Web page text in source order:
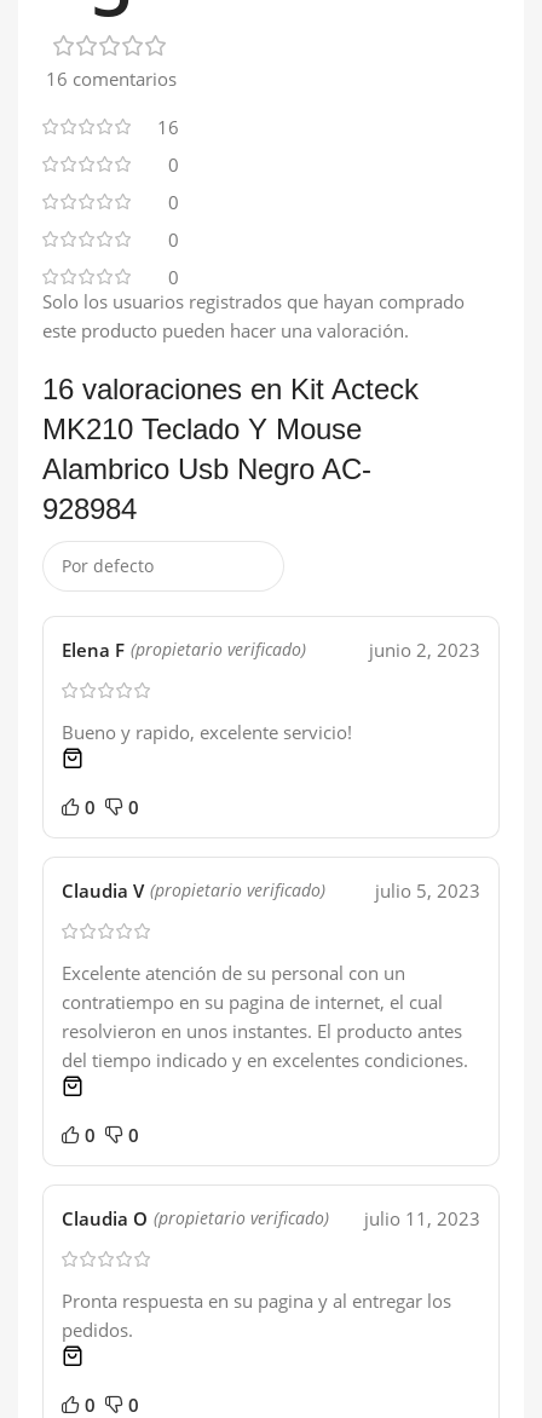
16 comentarios
16
0
0
0
0
16 valoraciones en Kit Acteck
MK210 Teclado Y Mouse
Alambrico Usb Negro AC-
928984
Elena F (propietario verificado) junio 2, 2023
Bueno y rapido, excelente servicio!
0 0
Claudia V (propietario verificado) julio 5, 2023
Excelente atención de su personal con un
contratiempo en su pagina de internet, el cual
resolvieron en unos instantes. El producto antes
del tiempo indicado y en excelentes condiciones.
0 0
Claudia O (propietario verificado) julio 11, 2023
Pronta respuesta en su pagina y al entregar los
pedidos.
0 0
Solo los usuarios registrados que hayan comprado
este producto pueden hacer una valoración.